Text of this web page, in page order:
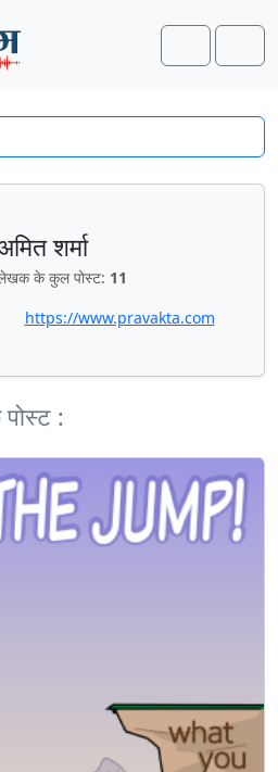
Search
शर्मा
के कुल पोस्ट: 11
https://www.pravakta.com
: